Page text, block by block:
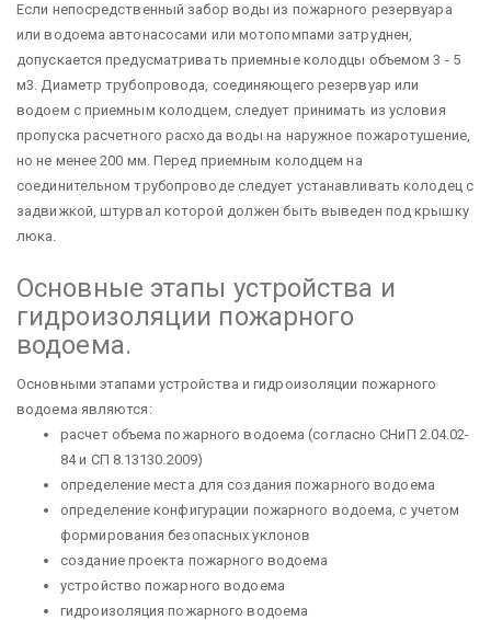
Если непосредственный забор воды из пожарного резервуара
или водоема автонасосами или мотопомпами затруднен,
допускается предусматривать приемные колодцы объемом 3 - 5
м3. Диаметр трубопровода, соединяющего резервуар или
водоем с приемным колодцем, следует принимать из условия
пропуска расчетного расхода воды на наружное пожаротушение,
но не менее 200 мм. Перед приемным колодцем на
соединительном трубопроводе следует устанавливать колодец с
задвижкой, штурвал которой должен быть выведен под крышку
люка.
Основные этапы устройства и
гидроизоляции пожарного
водоема.
Основными этапами устройства и гидроизоляции пожарного
водоема являются:
расчет объема пожарного водоема (согласно СНиП 2.04.02-
84 и СП 8.13130.2009)
определение места для создания пожарного водоема
определение конфигурации пожарного водоема, с учетом
формирования безопасных уклонов
создание проекта пожарного водоема
устройство пожарного водоема
гидроизоляция пожарного водоема